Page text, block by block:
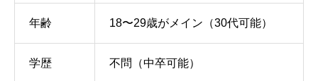
年齢 18〜29歳がメイン（30代可能）
学歴 不問（中卒可能）